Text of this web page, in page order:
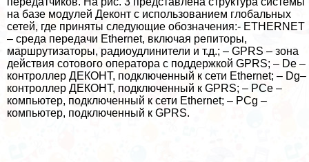
на базе модулей Деконт с использованием глобальных
сетей, где приняты следующие обозначения:- ETHERNET
– среда передачи Ethernet, включая репиторы,
маршрутизаторы, радиоудлинители и т.д.; – GPRS – зона
действия сотового оператора с поддержкой GPRS; – De –
контроллер ДЕКОНТ, подключенный к сети Ethernet; – Dg–
контроллер ДЕКОНТ, подключенный к GPRS; – PCe –
компьютер, подключенный к сети Ethernet; – PCg –
компьютер, подключенный к GPRS.